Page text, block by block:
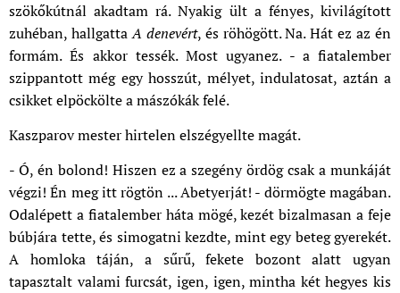
szökőkútnál akadtam rá. Nyakig ült a fényes, kivilágított
zuhéban, hallgattaA denevért, és röhögött. Na. Hát ez az én
formám. És akkor tessék. Most ugyanez. - a fiatalember
szippantott még egy hosszút, mélyet, indulatosat, aztán a
csikket elpöckölte a mászókák felé.
Kaszparov mester hirtelen elszégyellte magát.
- Ó, én bolond! Hiszen ez a szegény ördög csak a munkáját
végzi! Én meg itt rögtön ... Abetyerját! - dörmögte magában.
Odalépett a fiatalember háta mögé, kezét bizalmasan a feje
búbjára tette, és simogatni kezdte, mint egy beteg gyerekét.
A homloka táján, a sűrű, fekete bozont alatt ugyan
tapasztalt valami furcsát, igen, igen, mintha két hegyes kis